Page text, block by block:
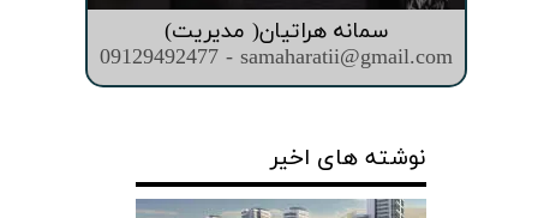
سمانه هراتیان( مدیریت)
09129492477 - samaharatii@gmail.com
نوشته های اخیر